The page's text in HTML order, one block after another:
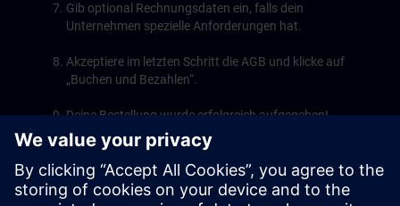
Gib optional Rechnungsdaten ein, falls dein
Unternehmen spezielle Anforderungen hat.
Akzeptiere im letzten Schritt die AGB und klicke auf
„Buchen und Bezahlen“.
Deine Bestellung wurde erfolgreich aufgegeben!